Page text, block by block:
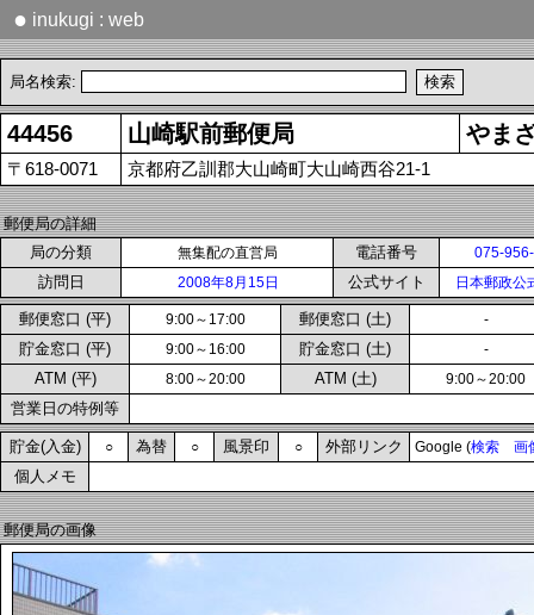
● inukugi : web
局名検索:
44456 山崎駅前郵便局 やま
〒618-0071 京都府乙訓郡大山崎町大山崎西谷21-1
郵便局の詳細
局の分類
無集配の直営局 電話番号 075-
訪問日 2008年8月15日 公式サイト 日本郵政公
郵便窓口 (平) 9:00～17:00 郵便窓口 (土) -
貯金窓口 (平) 9:00～16:00 貯金窓口 (土) -
ATM (平) 8:00～20:00 ATM (土) 9:00～20:00
営業日の特例等
貯金(入金) ○ 為替 ○ 風景印 ○ 外部リンク Google (検索 画
個人メモ
郵便局の画像